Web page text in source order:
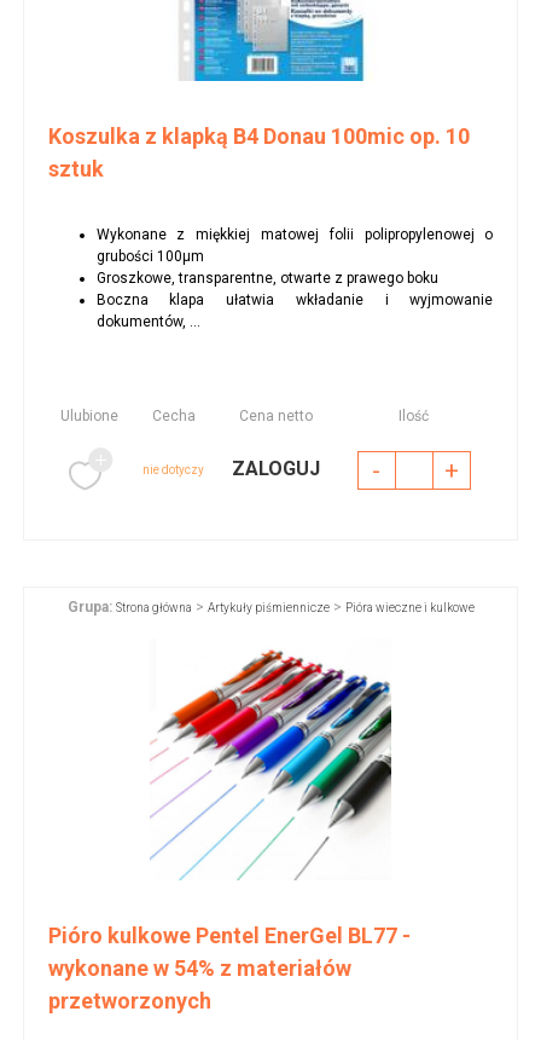
Koszulka z klapką B4 Donau 100mic op. 10
sztuk
Wykonane z miękkiej matowej folii polipropylenowej o
grubości 100μm
Groszkowe, transparentne, otwarte z prawego boku
Boczna klapa ułatwia wkładanie i wyjmowanie
dokumentów, ...
Ulubione Cecha Cena netto Ilość
nie dotyczy ZALOGUJ - +
Grupa: Strona główna > Artykuły piśmiennicze> Pióra wieczne i kulkowe
Pióro kulkowe Pentel EnerGel BL77 -
wykonane w 54% z materiałów
przetworzonych